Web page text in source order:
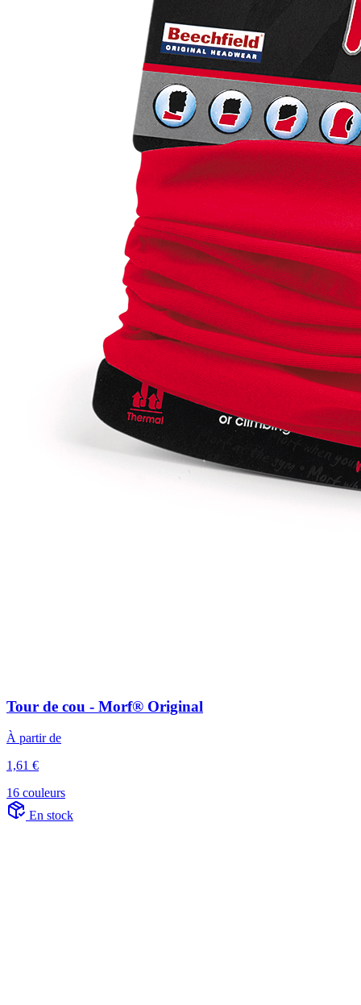
Tour de cou - Morf® Original
À partir de
1,61 €
16 couleurs
En stock